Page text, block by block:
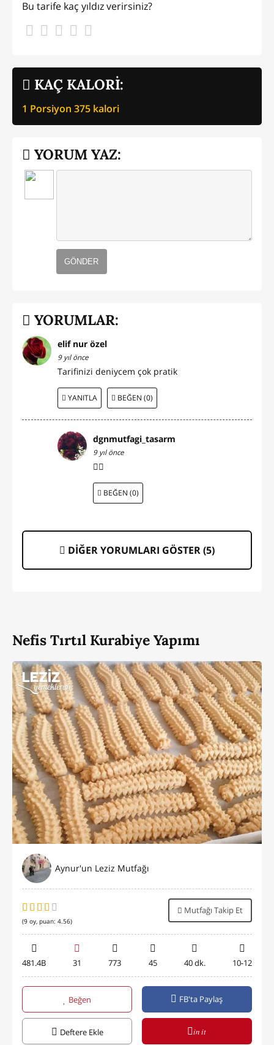
KAÇ KALORİ:
1 Porsiyon 375 kalori
Bu tarife kaç yıldız verirsiniz?
YORUM YAZ:
GÖNDER
YORUMLAR:
elif nur özel
9 yıl önce
Tarifinizi deniycem çok pratik
YANITLA BEĞEN (0)
dgnmutfagi_tasarm
9 yıl önce
👍🏻
BEĞEN (0)
DİĞER YORUMLARI GÖSTER (5)
Nefis Tırtıl Kurabiye Yapımı
Aynur'un Leziz Mutfağı
(9 oy, puan: 4.56)
Mutfağı Takip Et
481.4B 31 773 45 40 dk. 10-12
Beğen FB'ta Paylaş
Deftere Ekle in it